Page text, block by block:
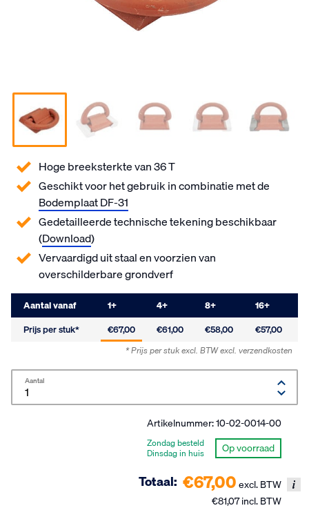
Hoge breeksterkte van 36 T
Geschikt voor het gebruik in combinatie met de
Bodemplaat DF-31
Gedetailleerde technische tekening beschikbaar
(Download)
Vervaardigd uit staal en voorzien van
overschilderbare grondverf
Aantal vanaf 1+ 4+ 8+ 16+
Prijs per stuk*
€67,00 €61,00 €58,00 €57,00
* Prijs per stuk excl. BTWexcl. verzendkosten
Aantal
Artikelnummer:10-02-0014-00
Op voorraad
Zondag besteld
Dinsdag in huis
Totaal: €67,00excl. BTW
€81,07 incl. BTW